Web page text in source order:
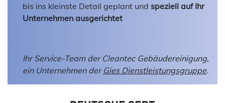
bis ins kleinste Detail geplant und speziell auf Ihr
Unternehmen ausgerichtet
Ihr Service-Team der Cleantec Gebäudereinigung,
ein Unternehmen der Gies Dienstleistungsgruppe.